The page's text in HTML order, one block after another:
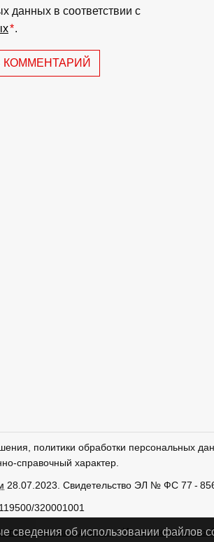
данных в соответствии с
*.
КОММЕНТАРИЙ
политики обработки персональных
справочный характер.
28.07.2023. Свидетельство ЭЛ № ФС 77 -
320001001
персональных данных Использование
сведения об использовании файлов